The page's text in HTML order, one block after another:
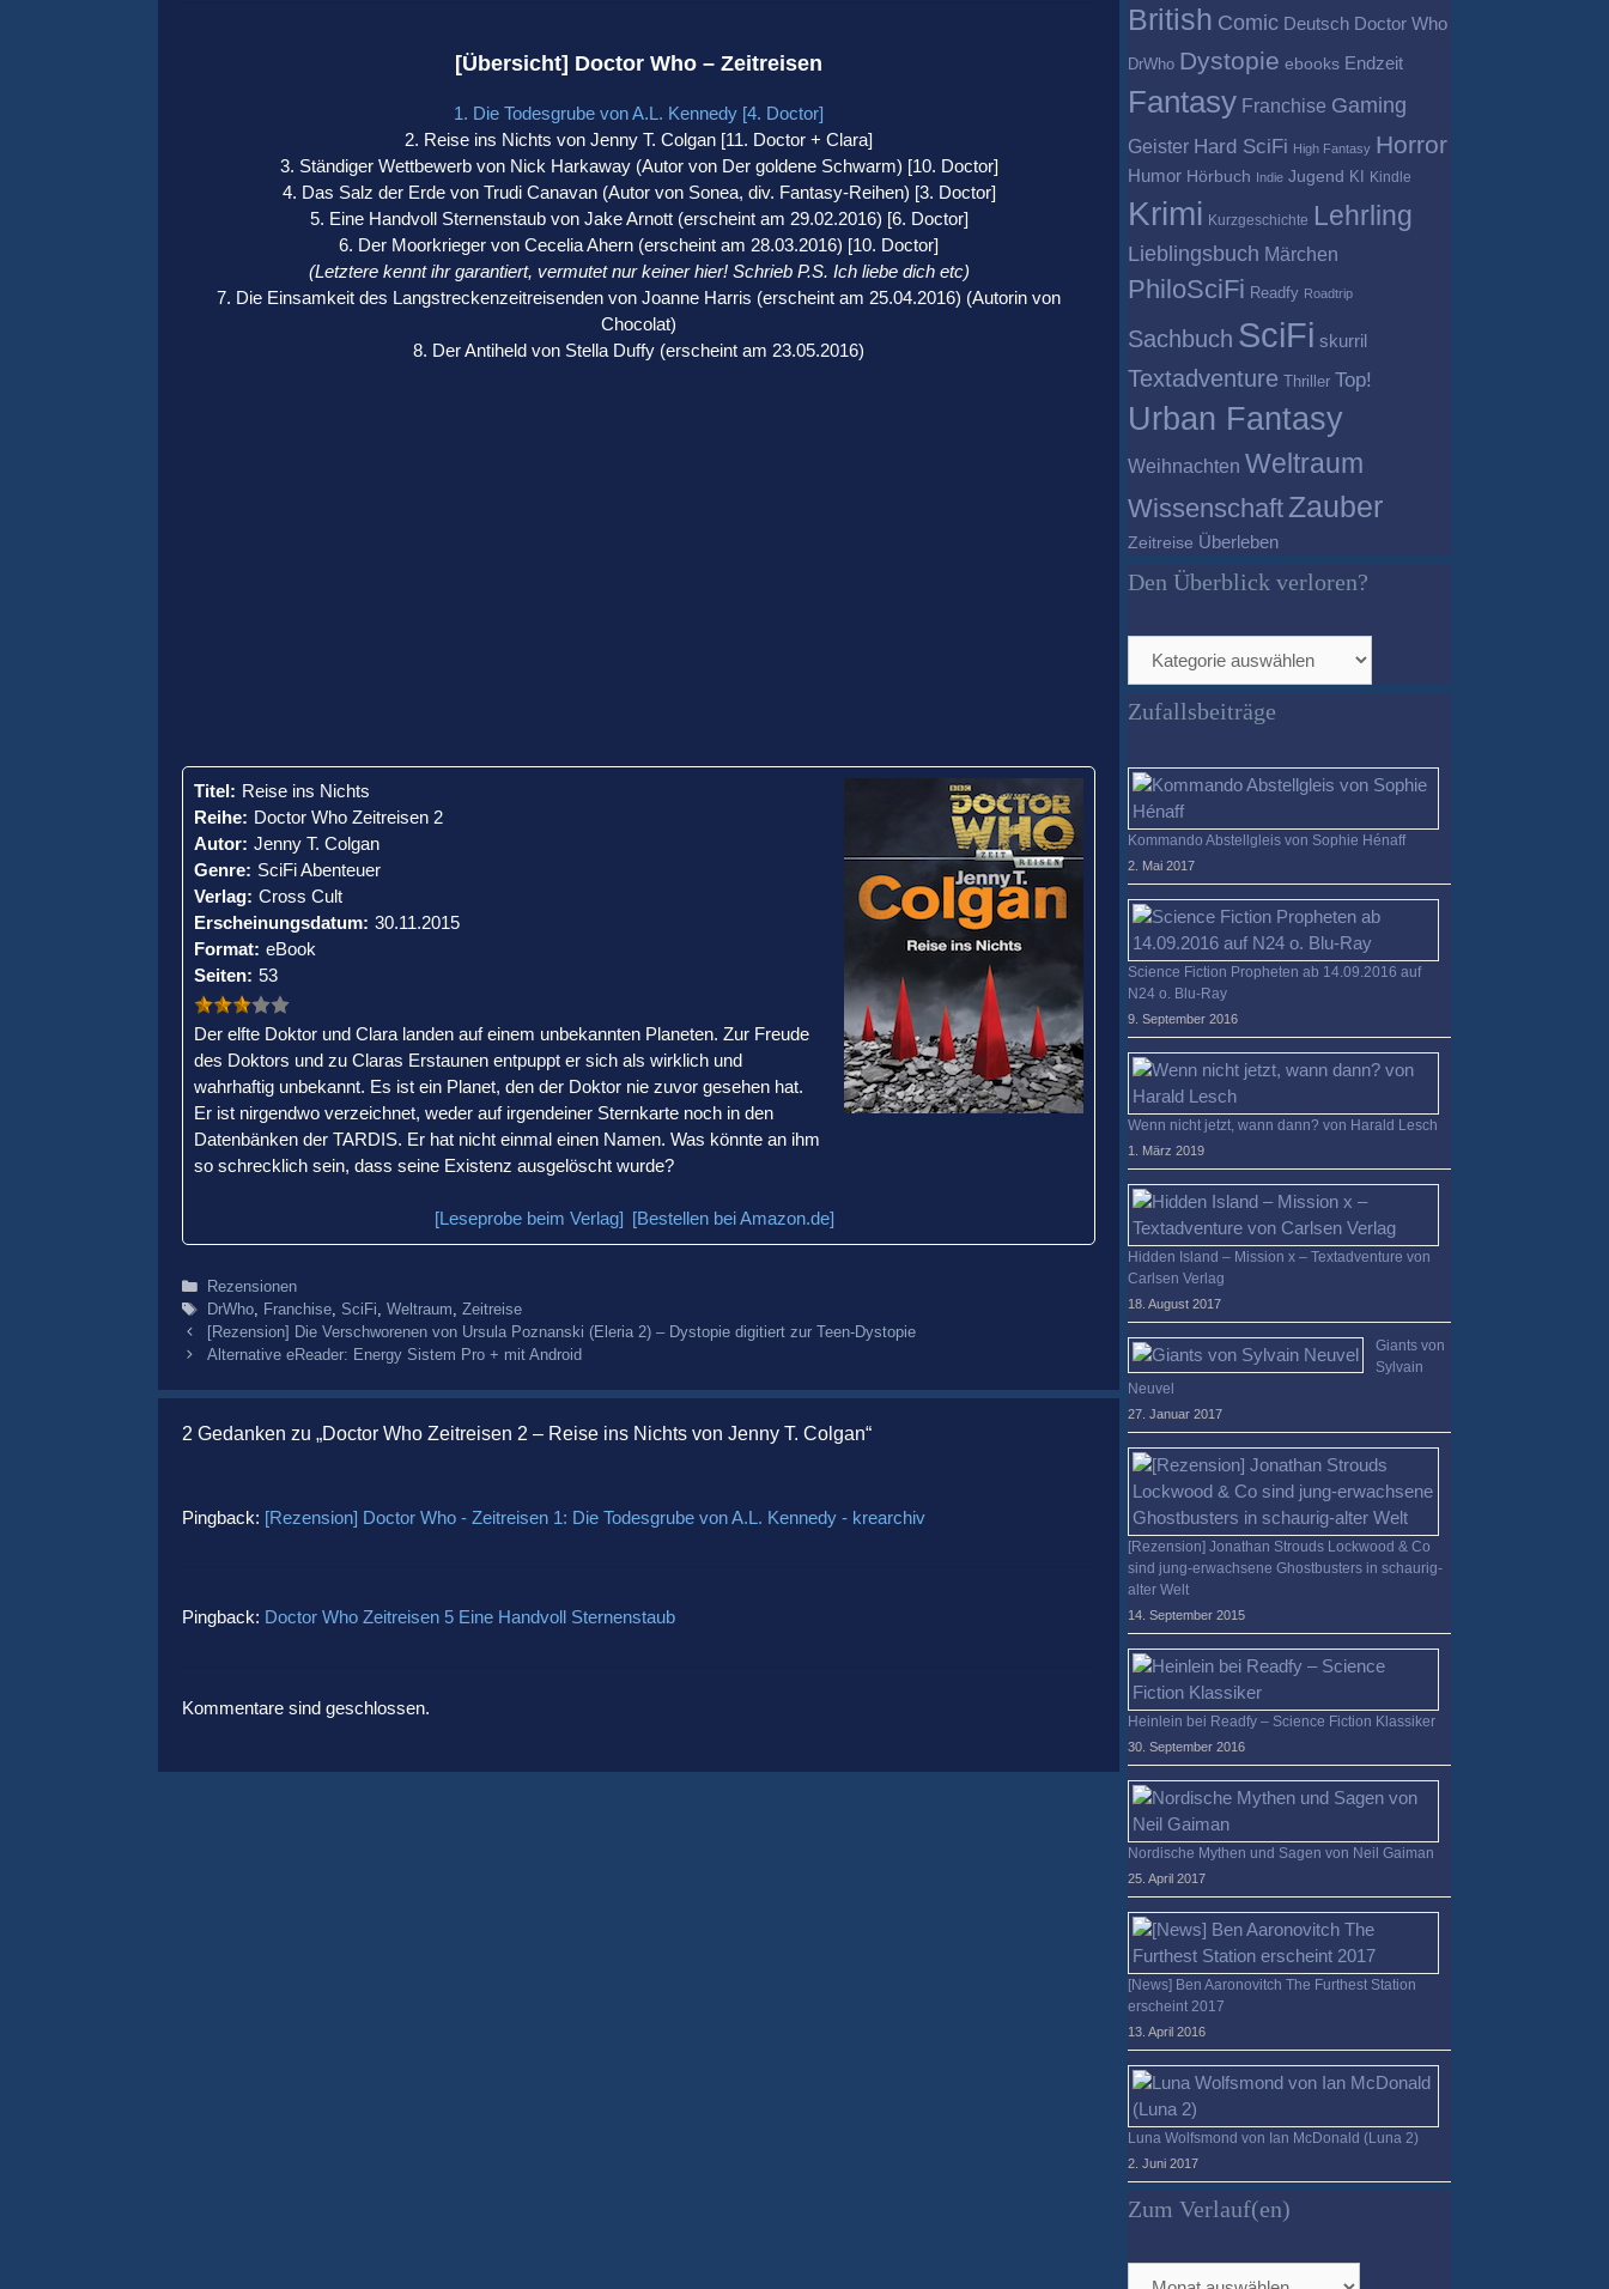
[Übersicht] Doctor Who – Zeitreisen
1. Die Todesgrube von A.L. Kennedy [4. Doctor]
2. Reise ins Nichts von Jenny T. Colgan [11. Doctor + Clara]
3. Ständiger Wettbewerb von Nick Harkaway (Autor von Der goldene Schwarm) [10. Doctor]
4. Das Salz der Erde von Trudi Canavan (Autor von Sonea, div. Fantasy-Reihen) [3. Doctor]
5. Eine Handvoll Sternenstaub von Jake Arnott (erscheint am 29.02.2016) [6. Doctor]
6. Der Moorkrieger von Cecelia Ahern (erscheint am 28.03.2016) [10. Doctor]
(Letztere kennt ihr garantiert, vermutet nur keiner hier! Schrieb P.S. Ich liebe dich etc)
7. Die Einsamkeit des Langstreckenzeitreisenden von Joanne Harris (erscheint am 25.04.2016) (Autorin von
Chocolat)
8. Der Antiheld von Stella Duffy (erscheint am 23.05.2016)
Titel: Reise ins Nichts
Reihe: Doctor Who Zeitreisen 2
Autor: Jenny T. Colgan
Genre: SciFi Abenteuer
Verlag: Cross Cult
Erscheinungsdatum: 30.11.2015
Format: eBook
Seiten: 53
Der elfte Doktor und Clara landen auf einem unbekannten Planeten. Zur Freude
des Doktors und zu Claras Erstaunen entpuppt er sich als wirklich und
wahrhaftig unbekannt. Es ist ein Planet, den der Doktor nie zuvor gesehen hat.
Er ist nirgendwo verzeichnet, weder auf irgendeiner Sternkarte noch in den
Datenbänken der TARDIS. Er hat nicht einmal einen Namen. Was könnte an ihm
so schrecklich sein, dass seine Existenz ausgelöscht wurde?
[Leseprobe beim Verlag] [Bestellen bei Amazon.de]
Kategorien
Rezensionen
Schlagwörter
DrWho, Franchise, SciFi, Weltraum, Zeitreise
Beitrags-
Navigation
[Rezension] Die Verschworenen von Ursula Poznanski (Eleria 2) – Dystopie digitiert zur Teen-Dystopie
Alternative eReader: Energy Sistem Pro + mit Android
2 Gedanken zu „Doctor Who Zeitreisen 2 – Reise ins Nichts von Jenny T. Colgan“
Pingback: [Rezension] Doctor Who - Zeitreisen 1: Die Todesgrube von A.L. Kennedy - krearchiv
Pingback: Doctor Who Zeitreisen 5 Eine Handvoll Sternenstaub
Kommentare sind geschlossen.
British Comic Deutsch Doctor Who
DrWho Dystopie ebooks Endzeit
Fantasy Franchise Gaming
Geister Hard SciFi High Fantasy Horror
Humor Hörbuch Indie Jugend KI Kindle
Krimi Kurzgeschichte Lehrling
Lieblingsbuch Märchen
PhiloSciFi Readfy Roadtrip
Sachbuch SciFi skurril
Textadventure Thriller Top!
Urban Fantasy
Weihnachten Weltraum
Wissenschaft Zauber
Zeitreise Überleben
Den Überblick verloren?
Überblick
verloren?
Zufallsbeiträge
Kommando Abstellgleis von Sophie Hénaff
2. Mai 2017
Science Fiction Propheten ab 14.09.2016 auf
N24 o. Blu-Ray
9. September 2016
Wenn nicht jetzt, wann dann? von Harald Lesch
1. März 2019
Hidden Island – Mission x – Textadventure von
Carlsen Verlag
18. August 2017
Giants von
Sylvain
Neuvel
27. Januar 2017
[Rezension] Jonathan Strouds Lockwood & Co
sind jung-erwachsene Ghostbusters in schaurig-
alter Welt
14. September 2015
Heinlein bei Readfy – Science Fiction Klassiker
30. September 2016
Nordische Mythen und Sagen von Neil Gaiman
25. April 2017
[News] Ben Aaronovitch The Furthest Station
erscheint 2017
13. April 2016
Luna Wolfsmond von Ian McDonald (Luna 2)
2. Juni 2017
Zum Verlauf(en)